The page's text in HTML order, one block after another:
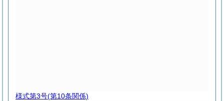
様式第3号(第10条関係)